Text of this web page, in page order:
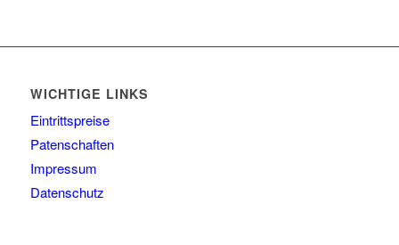
WICHTIGE LINKS
Eintrittspreise
Patenschaften
Impressum
Datenschutz